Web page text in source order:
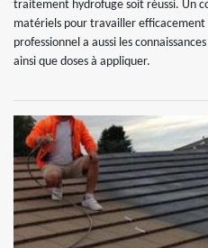
traitement hydrofuge soit réussi. Un
matériels pour travailler
professionnel a aussi les
ainsi que doses à appliquer.